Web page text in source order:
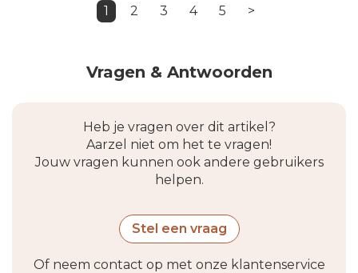
1 2 3 4 5 >
Vragen & Antwoorden
Heb je vragen over dit artikel?
Aarzel niet om het te vragen!
Jouw vragen kunnen ook andere gebruikers
helpen.
Stel een vraag
Of neem contact op met onze klantenservice